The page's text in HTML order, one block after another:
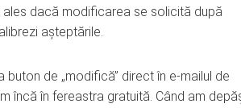
ales dacă modificarea se solicită după
așteptările.
de „modifică” direct în e-mailul de
încă în fereastra gratuită. Când am